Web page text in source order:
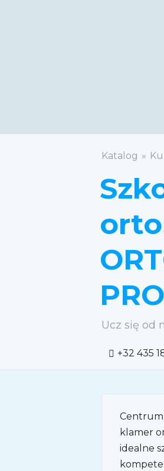
Katalog
Ucz się od
+32 435
Centrum
klamer
idealne